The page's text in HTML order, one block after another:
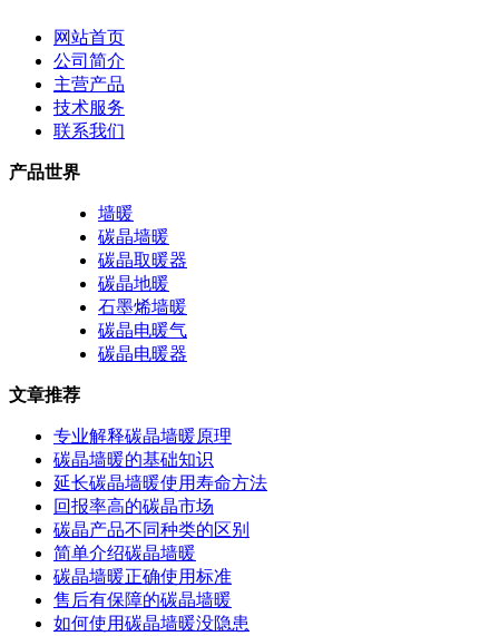
网站首页
公司简介
主营产品
技术服务
联系我们
产品世界
墙暖
碳晶墙暖
碳晶取暖器
碳晶地暖
石墨烯墙暖
碳晶电暖气
碳晶电暖器
文章推荐
专业解释碳晶墙暖原理
碳晶墙暖的基础知识
延长碳晶墙暖使用寿命方法
回报率高的碳晶市场
碳晶产品不同种类的区别
简单介绍碳晶墙暖
碳晶墙暖正确使用标准
售后有保障的碳晶墙暖
如何使用碳晶墙暖没隐患